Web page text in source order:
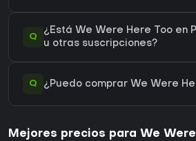
Q
¿Está We Were Here Too en
u otras suscripciones?
Q ¿Puedo comprar We Were
Mejores precios para We